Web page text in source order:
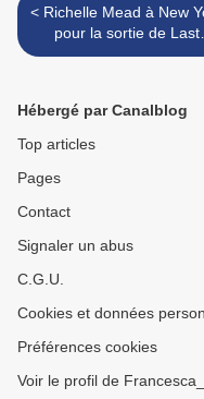
< Richelle Mead à New York
pour la sortie de Last
Sacrifice
Hébergé par Canalblog
Top articles
Pages
Contact
Signaler un abus
C.G.U.
Cookies et données
Préférences cookies
Voir le profil de